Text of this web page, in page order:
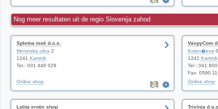
Nog meer resultaten uit de regio Slovenija zahod
Spletna moè d.o.o.
Meninska ulica 2
1241 Kamnik
Tel.: 031 446 029
Online shop
VavpyCom
Kolen�eva
1241 Kamnik
Tel.: 041
Fax: 0590
Online shop
Lolita erotic shop
Trivinia